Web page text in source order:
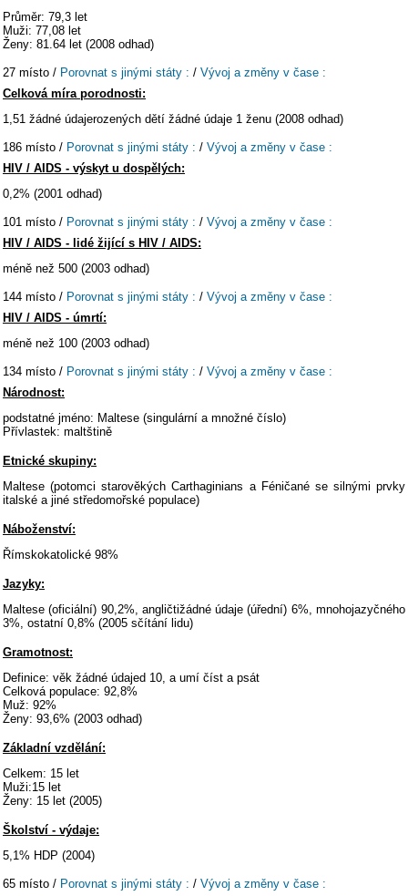
Průměr: 79,3 let
Muži: 77,08 let
Ženy: 81.64 let (2008 odhad)
27 místo / Porovnat s jinými státy : / Vývoj a změny v čase :
Celková míra porodnosti:
1,51 žádné údajerozených dětí žádné údaje 1 ženu (2008 odhad)
186 místo / Porovnat s jinými státy : / Vývoj a změny v čase :
HIV / AIDS - výskyt u dospělých:
0,2% (2001 odhad)
101 místo / Porovnat s jinými státy : / Vývoj a změny v čase :
HIV / AIDS - lidé žijící s HIV / AIDS:
méně než 500 (2003 odhad)
144 místo / Porovnat s jinými státy : / Vývoj a změny v čase :
HIV / AIDS - úmrtí:
méně než 100 (2003 odhad)
134 místo / Porovnat s jinými státy : / Vývoj a změny v čase :
Národnost:
podstatné jméno: Maltese (singulární a množné číslo)
Přívlastek: maltštině
Etnické skupiny:
Maltese (potomci starověkých Carthaginians a Féničané se silnými prvky
italské a jiné středomořské populace)
Náboženství:
Římskokatolické 98%
Jazyky:
Maltese (oficiální) 90,2%, angličtižádné údaje (úřední) 6%, mnohojazyčného
3%, ostatní 0,8% (2005 sčítání lidu)
Gramotnost:
Definice: věk žádné údajed 10, a umí číst a psát
Celková populace: 92,8%
Muž: 92%
Ženy: 93,6% (2003 odhad)
Základní vzdělání:
Celkem: 15 let
Muži:15 let
Ženy: 15 let (2005)
Školství - výdaje:
5,1% HDP (2004)
65 místo / Porovnat s jinými státy : / Vývoj a změny v čase :